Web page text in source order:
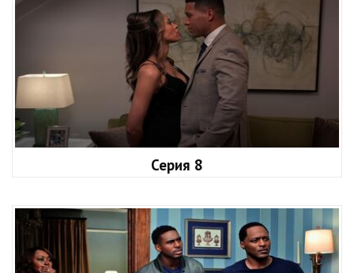
Серия 8